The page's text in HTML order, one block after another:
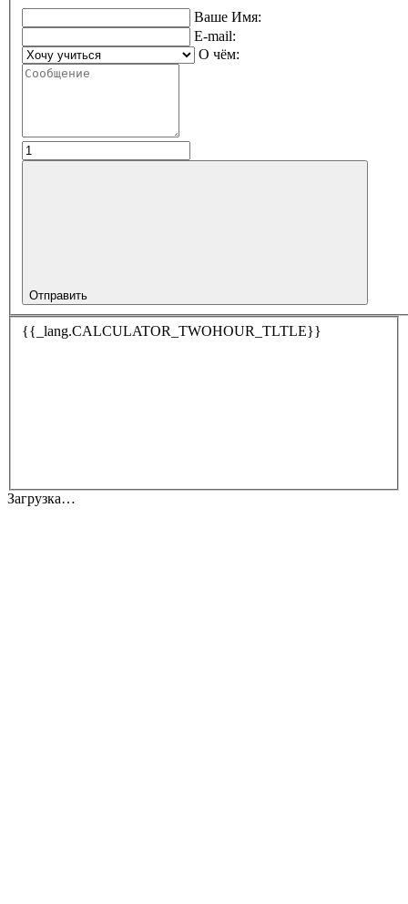
Ваше Имя:
E-mail:
О чём:
Отправить
{{_lang.CALCULATOR_TWOHOUR_TLTLE}}
Загрузка…